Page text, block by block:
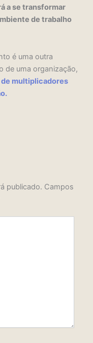
a se transformar
de trabalho
é uma outra
de uma organização,
multiplicadores
publicado. Campos